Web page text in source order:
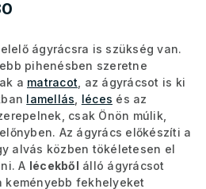
ágyrácsra is szükség van.
pihenésben szeretne
a matracot , az ágyrácsot is ki
lamellás léces és az
csak Önön múlik,
Az ágyrács előkészíti a
alvás közben tökéletesen el
A lécekből álló ágyrácsot
keményebb fekhelyeket